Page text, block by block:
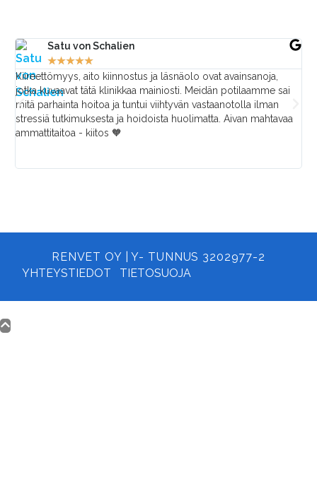
Satu von Schalien
★★★★★
Kiireettömyys, aito kiinnostus ja läsnäolo ovat avainsanoja,
jotka kuvaavat tätä klinikkaa mainiosti. Meidän potilaamme sai
mitä parhainta hoitoa ja tuntui viihtyvän vastaanotolla ilman
stressiä tutkimuksesta ja hoidoista huolimatta. Aivan mahtavaa
ammattitaitoa - kiitos 🧡
RENVET OY | Y- TUNNUS 3202977-2
YHTEYSTIEDOT
TIETOSUOJA